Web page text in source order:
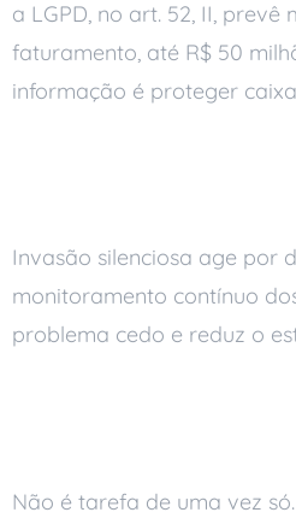
a LGPD, no art. 52, II, prevê
faturamento, até R$ 50
informação é proteger
Invasão silenciosa age por
monitoramento contínuo
problema cedo e reduz o
Não é tarefa de uma vez